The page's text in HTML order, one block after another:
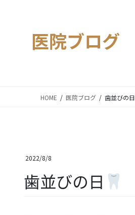
医院ブログ
HOME 医院ブログ 歯並びの日
2022/8/8
歯並びの日